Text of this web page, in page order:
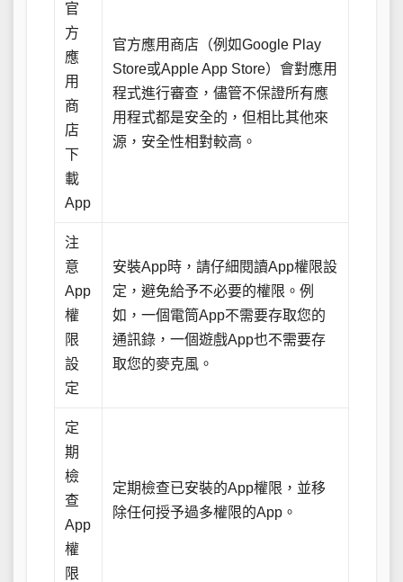
官
方
應
用
商
店
下
載
App
官方應用商店（例如Google Play
Store或Apple App Store）會對應用
程式進行審查，儘管不保證所有應
用程式都是安全的，但相比其他來
源，安全性相對較高。
注
意
App
權
限
設
定
安裝App時，請仔細閱讀App權限設
定，避免給予不必要的權限。例
如，一個電筒App不需要存取您的
通訊錄，一個遊戲App也不需要存
取您的麥克風。
定
期
檢
查
App
權
限
定期檢查已安裝的App權限，並移
除任何授予過多權限的App。